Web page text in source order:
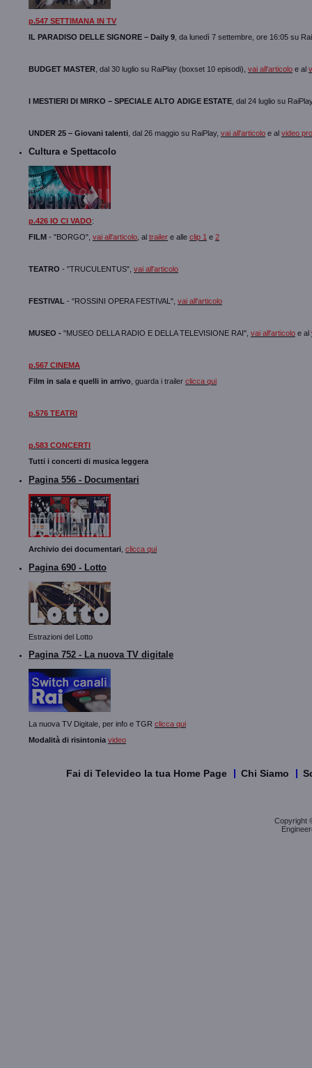
p.547 SETTIMANA IN TV
IL PARADISO DELLE SIGNORE – Daily 9 , da lunedì 7 settembre, ore 16:05 su
BUDGET MASTER , dal 30 luglio su RaiPlay (boxset 10 episodi), vai all'articolo e al
I MESTIERI DI MIRKO – SPECIALE ALTO ADIGE ESTATE , dal 24 luglio su
UNDER 25 – Giovani talenti , dal 26 maggio su RaiPlay, vai all'articolo e al video
Cultura e Spettacolo
p.426 IO CI VADO:
FILM - "BORGO", vai all'articolo , al trailer e alle clip 1 e 2
TEATRO - "TRUCULENTUS", vai all'articolo
FESTIVAL - "ROSSINI OPERA FESTIVAL", vai all'articolo
MUSEO - "MUSEO DELLA RADIO E DELLA TELEVISIONE RAI", vai all'articolo e al
p.567 CINEMA
Film in sala e quelli in arrivo , guarda i trailer clicca qui
p.576 TEATRI
p.583 CONCERTI
Tutti i concerti di musica leggera
Pagina 556 - Documentari
Archivio dei documentari clicca qui
Pagina 690 - Lotto
Estrazioni del Lotto
Pagina 752 - La nuova TV digitale
La nuova TV Digitale, per info e TGR clicca qui
Modalità di risintonia video
Fai di Televideo la tua Home Page Chi Siamo
Copyright